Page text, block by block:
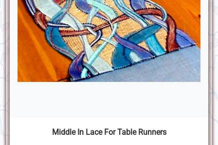
Middle In Lace For Table Runners